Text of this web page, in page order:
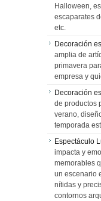
Halloween,
escaparates
etc.
Decoración
amplia de
primavera
empresa y
Decoración
de productos
verano,
temporada
Espectáculo
impacta y
memorables
un escenario
nítidas y
contornos